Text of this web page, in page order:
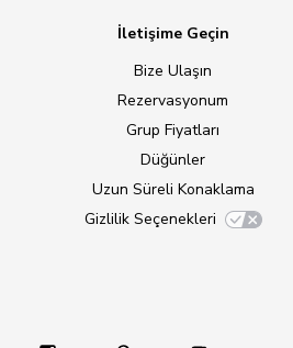
İletişime Geçin
Bize Ulaşın
Rezervasyonum
Grup Fiyatları
Düğünler
Uzun Süreli Konaklama
Gizlilik Seçenekleri